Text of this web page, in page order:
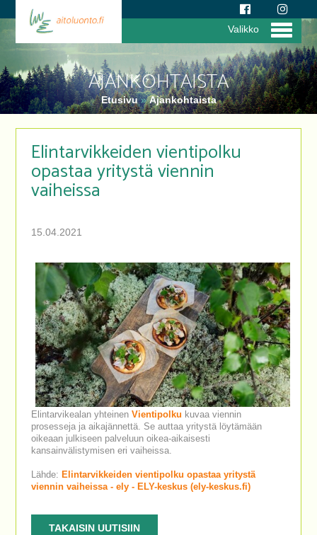
AJANKOHTAISTA
Etusivu»Ajankohtaista
Valikko
Elintarvikkeiden vientipolku
opastaa yritystä viennin
vaiheissa
15.04.2021
Elintarvikealan yhteinen Vientipolku kuvaa viennin
prosesseja ja aikajännettä. Se auttaa yritystä löytämään
oikeaan julkiseen palveluun oikea-aikaisesti
kansainvälistymisen eri vaiheissa.
Lähde: Elintarvikkeiden vientipolku opastaa yritystä
viennin vaiheissa - ely - ELY-keskus (ely-keskus.fi)
TAKAISIN UUTISIIN